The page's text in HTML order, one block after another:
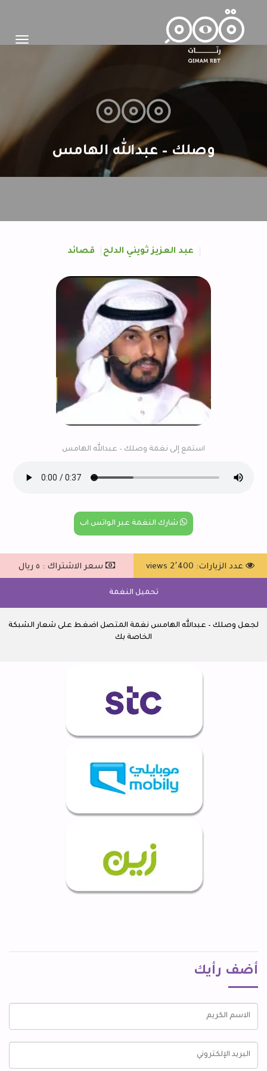
وصلك – عبدالله الهامس
عبد العزيز ثويني الدلح قصائد
استمع إلى نغمة وصلك – عبدالله الهامس
شارك النغمة عبر الواتس اب
عدد الزيارات: 2٬400 views سعر الاشتراك : ٥ ريال
تحميل النغمة
لجعل وصلك – عبدالله الهامس نغمة المتصل اضغط على شعار الشبكة
الخاصة بك
أضف رأيك